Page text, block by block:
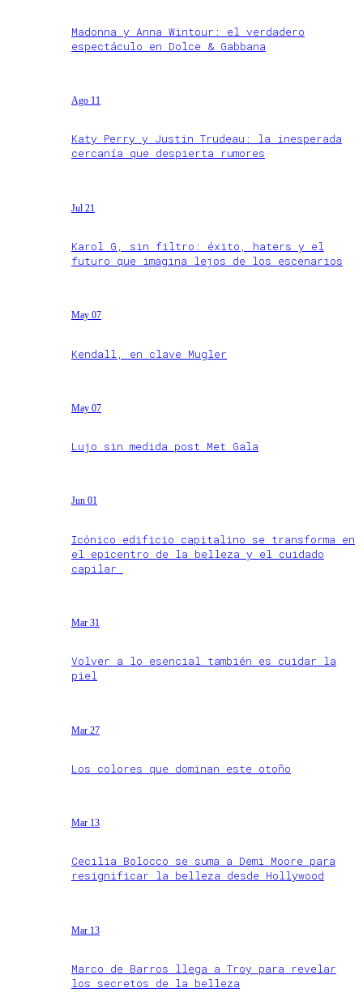
Madonna y Anna Wintour: el verdadero
espectáculo en Dolce & Gabbana
Ago 11
Katy Perry y Justin Trudeau: la inesperada
cercanía que despierta rumores
Jul 21
Karol G, sin filtro: éxito, haters y el
futuro que imagina lejos de los escenarios
May 07
Kendall, en clave Mugler
May 07
Lujo sin medida post Met Gala
Jun 01
Icónico edificio capitalino se transforma en
el epicentro de la belleza y el cuidado
capilar
Mar 31
Volver a lo esencial también es cuidar la
piel
Mar 27
Los colores que dominan este otoño
Mar 13
Cecilia Bolocco se suma a Demi Moore para
resignificar la belleza desde Hollywood
Mar 13
Marco de Barros llega a Troy para revelar
los secretos de la belleza